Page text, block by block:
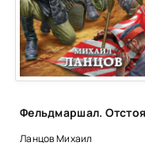
Ланцов Михаил